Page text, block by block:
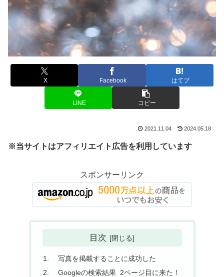
X Facebook はてブ
LINE コピー
2021.11.04 2024.05.18
※当サイトはアフィリエイト広告を利用しています
スポンサーリンク
目次
写真を掲載することに成功した
Googleの検索結果 2ページ目に来た！